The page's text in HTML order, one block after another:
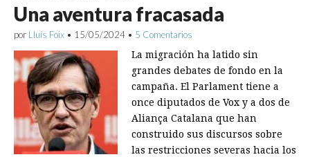
Una aventura fracasada
por Lluís Foix • 15/05/2024 • 5 Comentarios
La migración ha latido sin
grandes debates de fondo en la
campaña. El Parlament tiene a
once diputados de Vox y a dos de
Aliança Catalana que han
construido sus discursos sobre
las restricciones severas hacia los